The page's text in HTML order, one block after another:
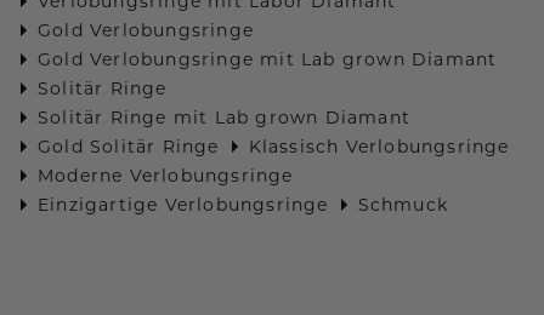
Gold Verlobungsringe
Gold Verlobungsringe mit Lab grown Diamant
Solitär Ringe
Solitär Ringe mit Lab grown Diamant
Gold Solitär Ringe
Klassisch Verlobungsringe
Moderne Verlobungsringe
Einzigartige Verlobungsringe
Schmuck